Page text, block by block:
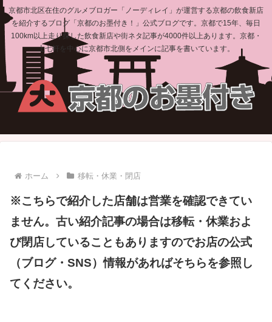
京都市北区在住のグルメブロガー「ノーディレイ」が運営する京都の飲食新店
を紹介するブログ「京都のお墨付き！」公式ブログです。京都で15年、毎日
100km以上走り探した飲食新店や街ネタ記事が4000件以上あります。京都・
上七軒を中心に京都市北側をメインに記事を書いています。
ホーム 移転・休業・閉店
※こちらで紹介した店舗は営業を確認できてい
ません。古い紹介記事の場合は移転・休業およ
び閉店していることもありますのでお店の公式
（ブログ・SNS）情報があればそちらを参照し
てください。